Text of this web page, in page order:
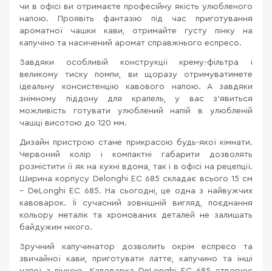
чи в офісі ви отримаєте професійну якість улюбленого
напою. Проявіть фантазію під час приготування
ароматної чашки кави, отримайте густу пінку на
капучіно та насичений аромат справжнього еспресо.
Завдяки особливій конструкції крему-фільтра і
великому тиску помпи, ви щоразу отримуватимете
ідеальну консистенцію кавового напою. А завдяки
знімному піддону для крапель, у вас з'явиться
можливість готувати улюблений напій в улюбленій
чашці висотою до 120 мм.
Дизайн пристрою стане прикрасою будь-якої кімнати.
Червоний колір і компактні габарити дозволять
розмістити її як на кухні вдома, так і в офісі на рецепції.
Ширина корпусу Delonghi EC 685 складає всього 15 см
– DeLonghi EC 685. На сьогодні, це одна з найвужчих
кавоварок. Її сучасний зовнішній вигляд, поєднання
кольору металік та хромованих деталей не залишать
байдужим нікого.
Зручний капучинатор дозволить окрім еспресо та
звичайної кави, приготувати латте, капучино та інші